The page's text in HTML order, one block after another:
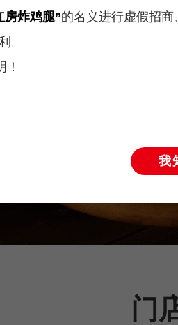
房炸鸡腿”的名义进行虚假招
。
我
品质第一
门